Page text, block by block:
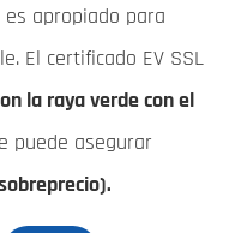
es apropiado para
El certificado EV SSL
la raya verde con el
puede asegurar